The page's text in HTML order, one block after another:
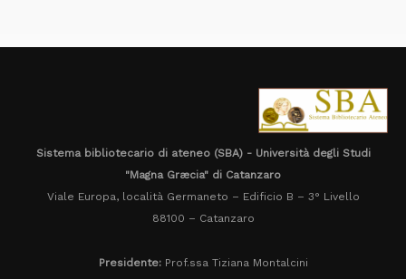
Sistema bibliotecario di ateneo (SBA) - Università degli Studi
"Magna Græcia" di Catanzaro
Viale Europa, località Germaneto – Edificio B – 3° Livello
88100 – Catanzaro
Presidente:Prof.ssa Tiziana Montalcini